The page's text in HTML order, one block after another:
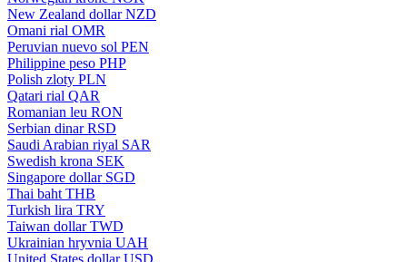
New Zealand dollar NZD
Omani rial OMR
Peruvian nuevo sol PEN
Philippine peso PHP
Polish zloty PLN
Qatari rial QAR
Romanian leu RON
Serbian dinar RSD
Saudi Arabian riyal SAR
Swedish krona SEK
Singapore dollar SGD
Thai baht THB
Turkish lira TRY
Taiwan dollar TWD
Ukrainian hryvnia UAH